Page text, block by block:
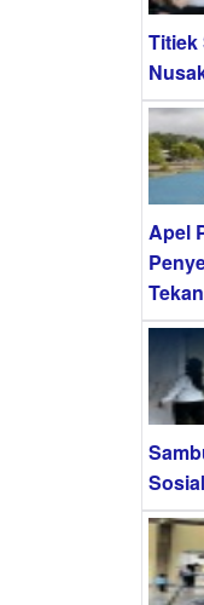
Titiek
Apel
Sosial